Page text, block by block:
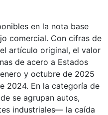
en la nota base
comercial. Con cifras de
artículo original, el valor
de acero a Estados
y octubre de 2025
2024. En la categoría de
se agrupan autos,
industriales— la caída